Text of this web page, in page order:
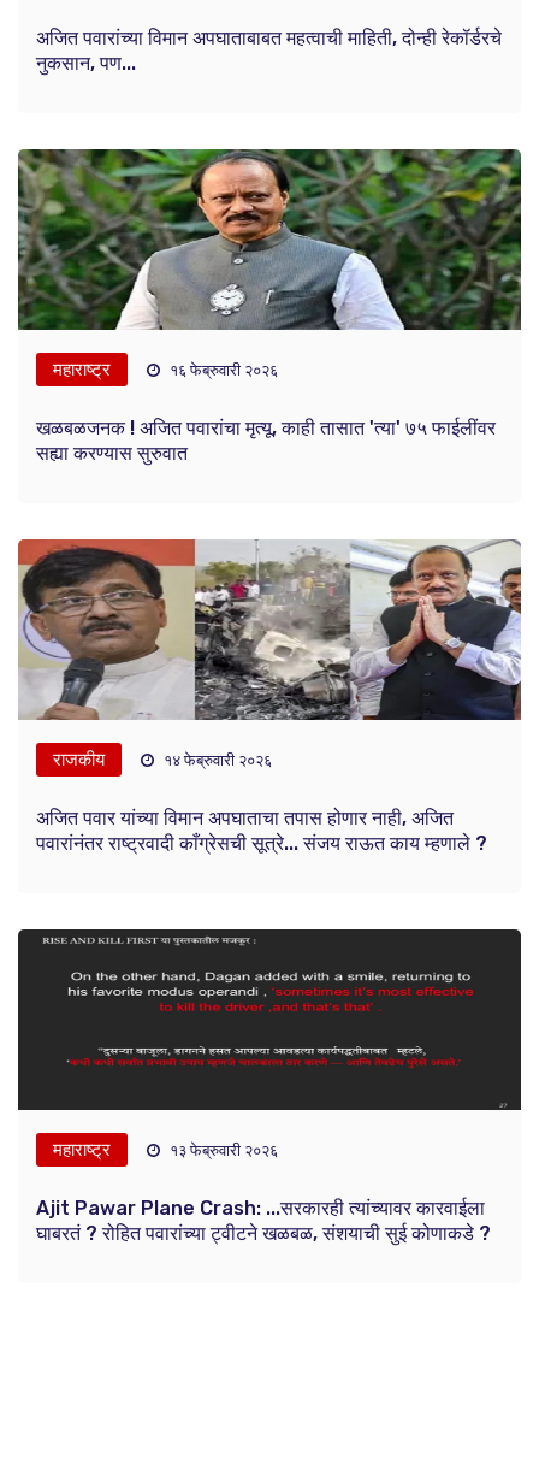
अजित पवारांच्या विमान अपघाताबाबत महत्वाची माहिती, दोन्ही रेकॉर्डरचे
नुकसान, पण...
महाराष्ट्र १६ फेब्रुवारी २०२६
खळबळजनक ! अजित पवारांचा मृत्यू, काही तासात 'त्या' ७५ फाईलींवर
सह्या करण्यास सुरुवात
राजकीय १४ फेब्रुवारी २०२६
अजित पवार यांच्या विमान अपघाताचा तपास होणार नाही, अजित
पवारांनंतर राष्ट्रवादी काँग्रेसची सूत्रे... संजय राऊत काय म्हणाले ?
महाराष्ट्र १३ फेब्रुवारी २०२६
Ajit Pawar Plane Crash: ...सरकारही त्यांच्यावर कारवाईला
घाबरतं ? रोहित पवारांच्या ट्वीटने खळबळ, संशयाची सुई कोणाकडे ?